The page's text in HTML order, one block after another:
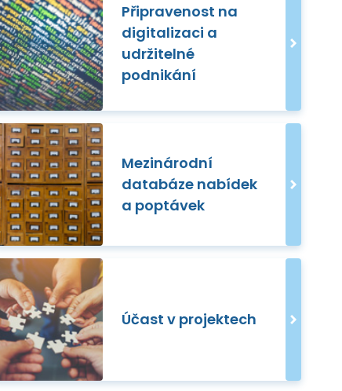
Připravenost na
digitalizaci a
udržitelné
podnikání
Mezinárodní
databáze nabídek
a poptávek
Účast v projektech